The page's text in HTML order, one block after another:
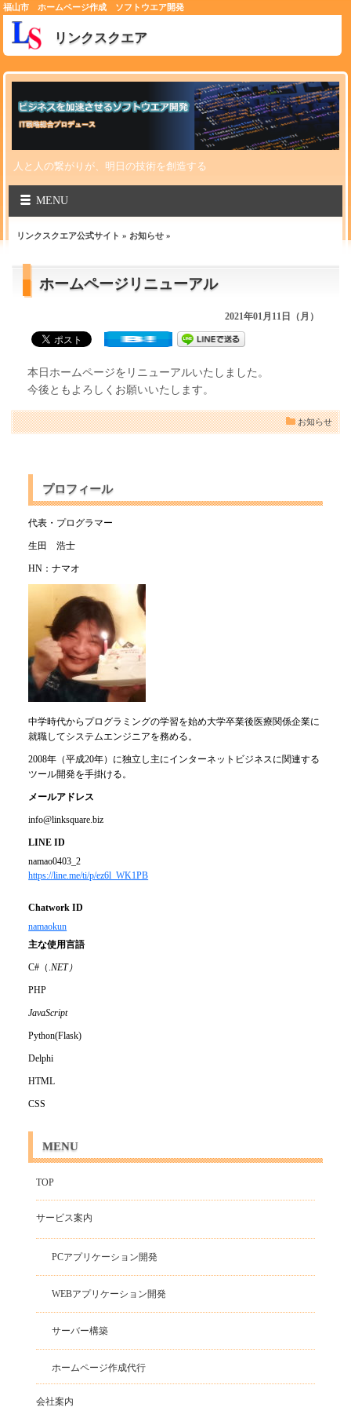
福山市 ホームページ作成 ソフトウエア開発
リンクスクエア
人と人の繋がりが、明日の技術を創造する
MENU
リンクスクエア公式サイト » お知らせ »
ホームページリニューアル
2021年01月11日（月）
本日ホームページをリニューアルいたしました。
今後ともよろしくお願いいたします。
お知らせ
プロフィール
代表・プログラマー
生田 浩士
HN：ナマオ
中学時代からプログラミングの学習を始め大学卒業後医療関係企業に
就職してシステムエンジニアを務める。
2008年（平成20年）に独立し主にインターネットビジネスに関連する
ツール開発を手掛ける。
メールアドレス
info@linksquare.biz
LINE ID
namao0403_2
https://line.me/ti/p/ez6l_WK1PB
Chatwork ID
namaokun
主な使用言語
C#（.NET）
PHP
JavaScript
Python(Flask)
Delphi
HTML
CSS
MENU
TOP
サービス案内
PCアプリケーション開発
WEBアプリケーション開発
サーバー構築
ホームページ作成代行
会社案内